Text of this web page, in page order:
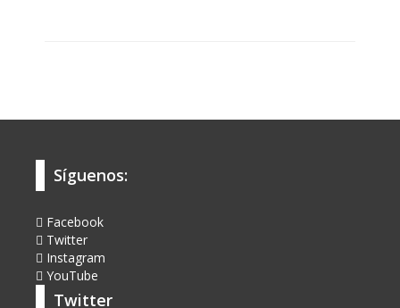
Síguenos:
Facebook
Twitter
Instagram
YouTube
Twitter